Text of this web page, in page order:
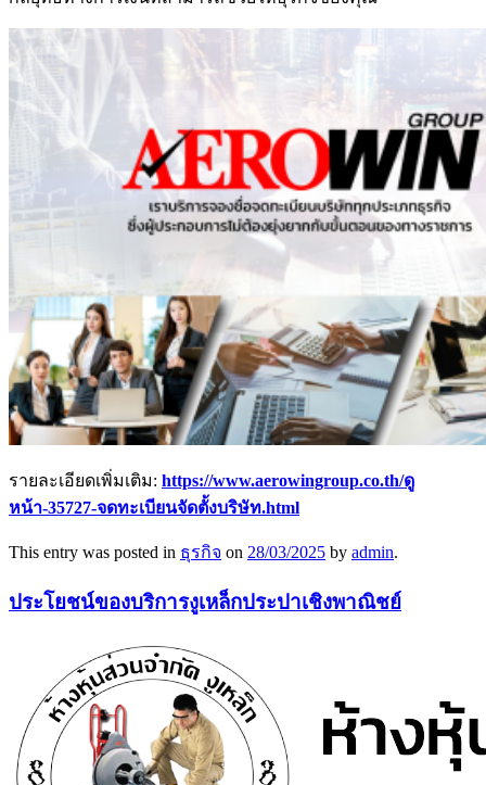
รายละเอียดเพิ่มเติม: https://www.aerowingroup.co.th/ดู
หน้า-35727-จดทะเบียนจัดตั้งบริษัท.html
This entry was posted in ธุรกิจ on 28/03/2025 by admin.
ประโยชน์ของบริการงูเหล็กประปาเชิงพาณิชย์